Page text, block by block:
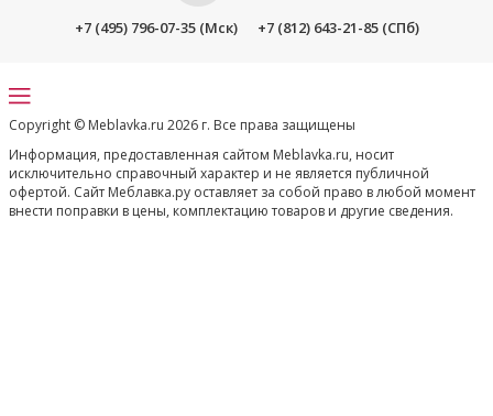
+7 (495) 796-07-35 (Мск)
+7 (812) 643-21-85 (СПб)
Copyright © Meblavka.ru 2026 г. Все права защищены
Информация, предоставленная сайтом Meblavka.ru, носит
исключительно справочный характер и не является публичной
офертой. Сайт Меблавка.ру оставляет за собой право в любой момент
внести поправки в цены, комплектацию товаров и другие сведения.